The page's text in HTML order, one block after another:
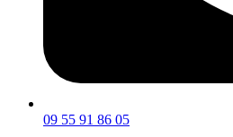
09 55 91 86 05